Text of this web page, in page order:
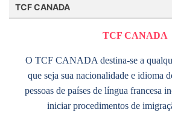
TCF CANADA
TCF CANADA
O TCF CANADA destina-se a
que seja sua nacionalidade e idioma
pessoas de países de língua francesa
iniciar procedimentos de